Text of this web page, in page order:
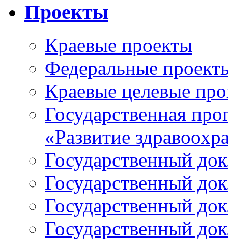
Проекты
Краевые проекты
Федеральные
Краевые целевые
Государственная
«Развитие
Государственный
Государственный
Государственный
Государственный